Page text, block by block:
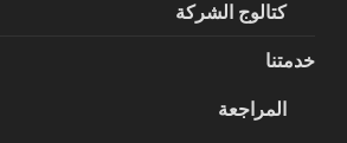
كتالوج الشركة
خدمتنا
المراجعة